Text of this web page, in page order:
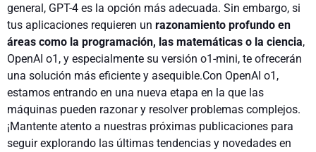
general, GPT-4 es la opción más adecuada. Sin embargo, si
tus aplicaciones requieren un razonamiento profundo en
áreas como la programación, las matemáticas o la ciencia,
OpenAI o1, y especialmente su versión o1-mini, te ofrecerán
una solución más eficiente y asequible.Con OpenAI o1,
estamos entrando en una nueva etapa en la que las
máquinas pueden razonar y resolver problemas complejos.
¡Mantente atento a nuestras próximas publicaciones para
seguir explorando las últimas tendencias y novedades en